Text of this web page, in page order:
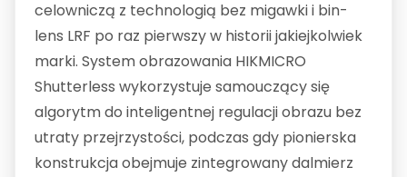
celowniczą z technologią bez migawki i bin-
lens LRF po raz pierwszy w historii jakiejkolwiek
marki. System obrazowania HIKMICRO
Shutterless wykorzystuje samouczący się
algorytm do inteligentnej regulacji obrazu bez
utraty przejrzystości, podczas gdy pionierska
konstrukcja obejmuje zintegrowany dalmierz